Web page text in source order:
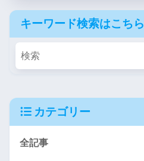
キーワード検索はこちら
カテゴリー
全記事